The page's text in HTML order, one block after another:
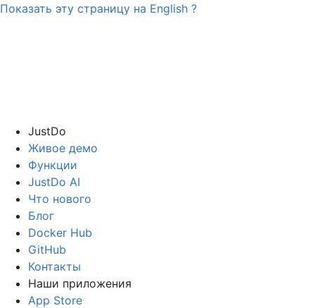
Показать эту страницу на English ?
JustDo
Живое демо
Функции
JustDo AI
Что нового
Блог
Docker Hub
GitHub
Контакты
Наши приложения
App Store